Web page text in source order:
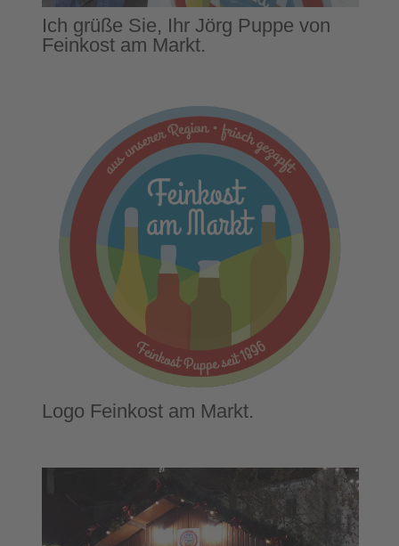
Ich grüße Sie, Ihr Jörg Puppe von
Feinkost am Markt.
Logo Feinkost am Markt.